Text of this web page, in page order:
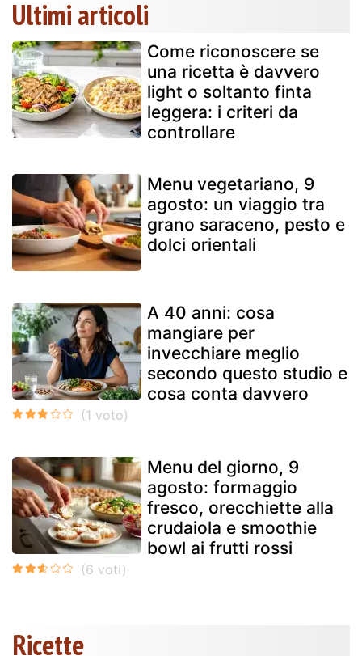
Ultimi articoli
Come riconoscere se
una ricetta è davvero
light o soltanto finta
leggera: i criteri da
controllare
Menu vegetariano, 9
agosto: un viaggio tra
grano saraceno, pesto e
dolci orientali
A 40 anni: cosa
mangiare per
invecchiare meglio
secondo questo studio e
cosa conta davvero
Menu del giorno, 9
agosto: formaggio
fresco, orecchiette alla
crudaiola e smoothie
bowl ai frutti rossi
Ricette